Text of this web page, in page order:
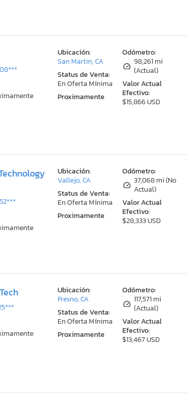
Odómetro:
98,261 mi
(Actual)
Valor Actual
Efectivo:
$15,866 USD
Ubicación:
San Martin, CA
Status de Venta:
En Oferta Mínima
Proximamente
Odómetro:
37,068 mi (No
Actual)
Valor Actual
Efectivo:
$28,333 USD
Ubicación:
Vallejo, CA
Status de Venta:
En Oferta Mínima
Proximamente
Odómetro:
117,571 mi
(Actual)
Valor Actual
Efectivo:
$13,467 USD
Ubicación:
Fresno, CA
Status de Venta:
En Oferta Mínima
Proximamente